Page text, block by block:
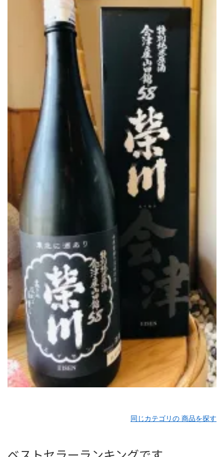
同じカテゴリの 商品を探す